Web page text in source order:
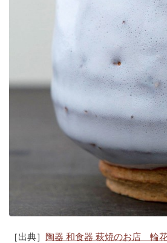
［出典］ 陶器 和食器 萩焼のお店 輪